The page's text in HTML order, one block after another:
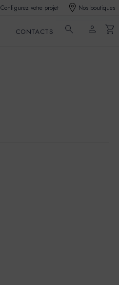
Configurez votre projet Nos boutiques
CONTACTS search person shopping_cart